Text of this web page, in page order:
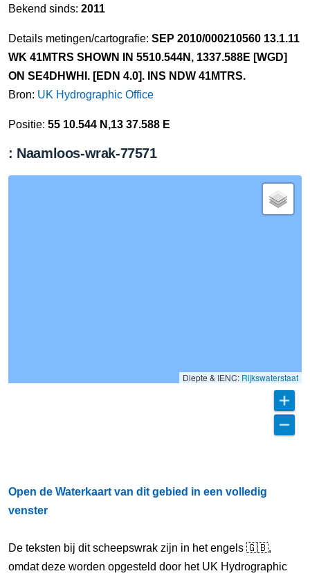
Bekend sinds: 2011
Details metingen/cartografie: SEP 2010/000210560 13.1.11
WK 41MTRS SHOWN IN 5510.544N, 1337.588E [WGD]
ON SE4DHWHI. [EDN 4.0]. INS NDW 41MTRS.
Bron: UK Hydrographic Office
Positie: 55 10.544 N,13 37.588 E
: Naamloos-wrak-77571
Diepte & IENC: Rijkswaterstaat
Open de Waterkaart van dit gebied in een volledig
venster
De teksten bij dit scheepswrak zijn in het engels 🇬🇧,
omdat deze worden opgesteld door het UK Hydrographic